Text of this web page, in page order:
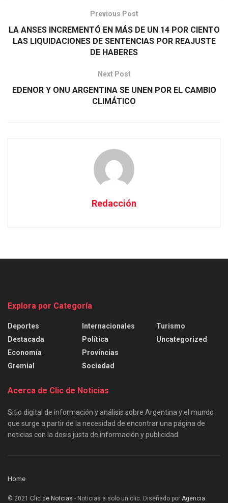
Previous Post
LA ANSES INCREMENTÓ EN MÁS DE UN 14 POR CIENTO
LAS LIQUIDACIONES DE SENTENCIAS POR REAJUSTE
DE HABERES
Next Post
EDENOR Y ONU ARGENTINA SE UNEN POR EL CAMBIO
CLIMÁTICO
Redacción
Explora por Categoría
Deportes
Destacada
Economía
Gremial
Internacionales
Política
Provincias
Sociedad
Turismo
Uncategorized
Acerca de Clic de Noticias
Sitio digital de información y análisis sobre Argentina y el mundo
que surge a partir de la necesidad de encontrar una página de
noticias con la dosis justa de información y publicidad.
Home
© 2021 Clic de Notcias - Noticias a solo un clic. Diseñado por Agencia